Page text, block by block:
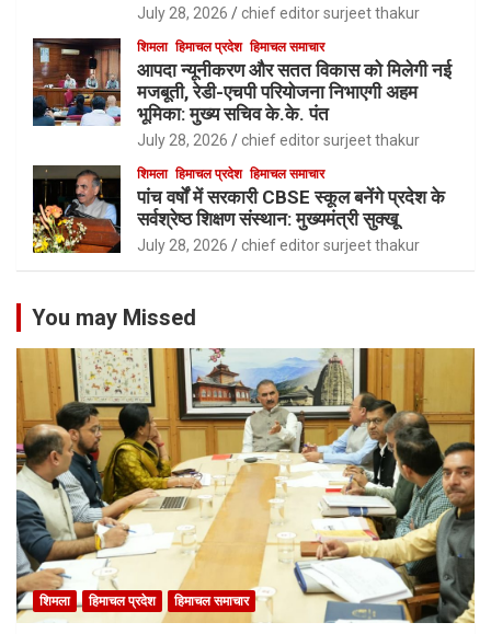
July 28, 2026 chief editor surjeet thakur
शिमला हिमाचल प्रदेश हिमाचल समाचार
आपदा न्यूनीकरण और सतत विकास को मिलेगी नई
मजबूती, रेडी-एचपी परियोजना निभाएगी अहम
भूमिका: मुख्य सचिव के.के. पंत
July 28, 2026 chief editor surjeet thakur
शिमला हिमाचल प्रदेश हिमाचल समाचार
पांच वर्षों में सरकारी CBSE स्कूल बनेंगे प्रदेश के
सर्वश्रेष्ठ शिक्षण संस्थान: मुख्यमंत्री सुक्खू
July 28, 2026 chief editor surjeet thakur
You may Missed
शिमला हिमाचल प्रदेश हिमाचल समाचार